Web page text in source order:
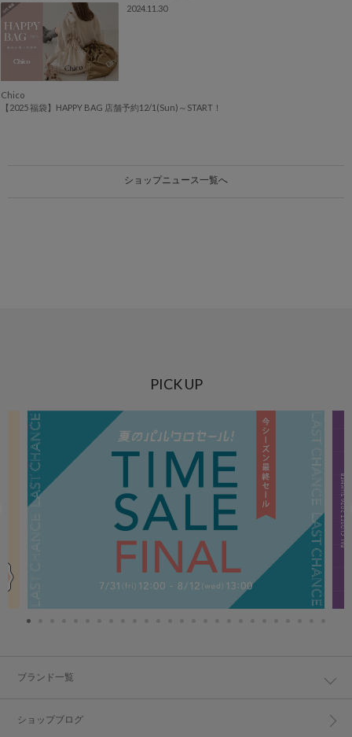
2024.11.30
Chico
【2025 福袋】HAPPY BAG 店舗予約12/1(Sun)～START！
ショップニュース一覧へ
PICK UP
ブランド一覧
ショップブログ